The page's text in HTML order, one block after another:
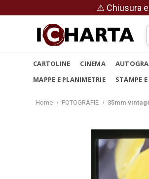
⚠ Chiusura
CARTOLINE CINEMA
MAPPE E PLANIMETRIE
STAMPE
Home FOTOGRAFIE 35mm